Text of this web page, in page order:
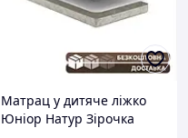
Матрац у дитяче ліжко
Юніор Натур Зірочка